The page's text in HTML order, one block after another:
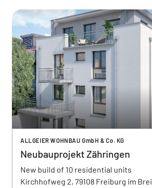
ALLGEIER WOHNBAU GmbH & Co. KG
Neubauprojekt Zähringen
New build of 10 residential units
Kirchhofweg 2, 79108 Freiburg im